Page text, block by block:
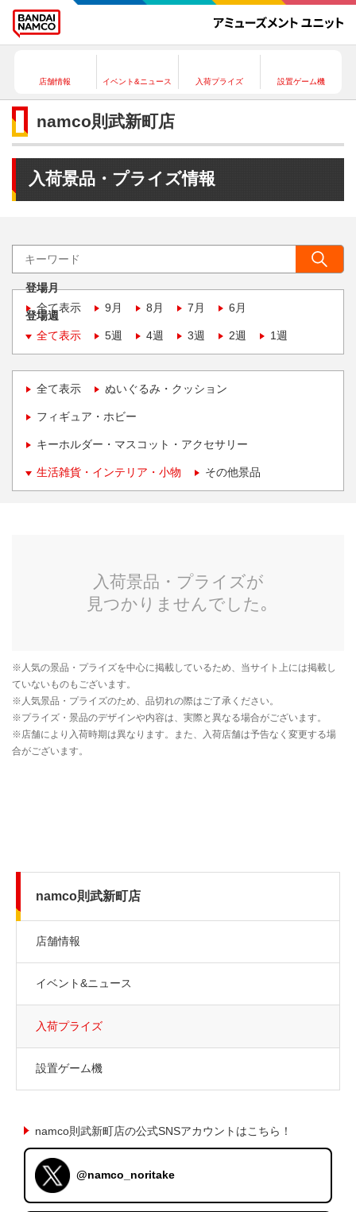
店舗情報 イベント&ニュース 入荷プライズ 設置ゲーム機
namco則武新町店
入荷景品・プライズ情報
登場月
全て表示
9月 8月 7月 6月
登場週
全て表示
5週 4週 3週 2週 1週
全て表示 ぬいぐるみ・クッション
フィギュア・ホビー
キーホルダー・マスコット・アクセサリー
生活雑貨・インテリア・小物 その他景品
namco則武新町店
店舗情報
イベント&ニュース
入荷プライズ
設置ゲーム機
namco則武新町店の公式SNSアカウントはこちら！
@namco_noritake